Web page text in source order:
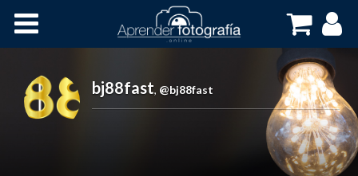
bj88fast, @bj88fast